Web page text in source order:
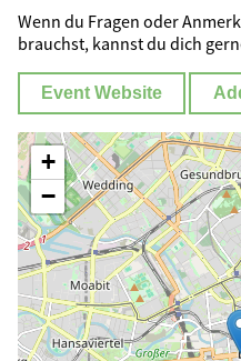
Wenn du Fragen oder
brauchst, kannst du dich
Event Website
+
−